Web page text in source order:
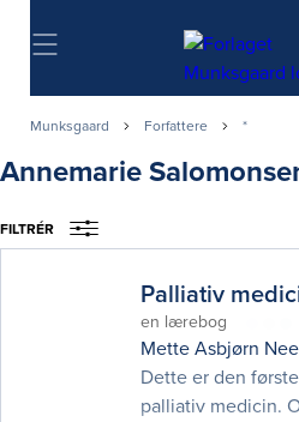
Søg
Munksgaard Forfattere *
Annemarie
FILTRÉR
Palliativ
en lærebog
Mette Asbjørn
Dette er den
palliativ medicin.